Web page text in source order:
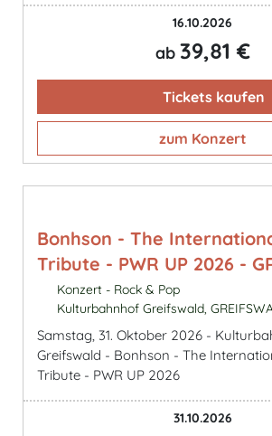
16.10.2026
ab 39,81 €
Tickets kaufen
zum Konzert
Bonhson - The
Tribute - PWR UP 2026 -
Konzert - Rock & Pop
Kulturbahnhof Greifswald,
Samstag, 31. Oktober 2026 -
Greifswald - Bonhson - The
Tribute - PWR UP 2026
31.10.2026